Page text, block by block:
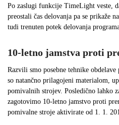
Po zaslugi funkcije TimeLight veste,
preostali čas delovanja pa se prikaže
tudi trenuten potek delovanja
10-letno jamstva proti
Razvili smo posebne tehnike
so natančno prilagojeni materialom,
pomivalnih strojev. Posledično lahko
zagotovimo 10-letno jamstvo proti
pomivalne stroje aktivirate od 1. 1.